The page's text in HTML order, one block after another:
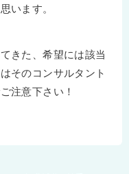
います。
きた、希望には該当
そのコンサルタント
注意下さい！